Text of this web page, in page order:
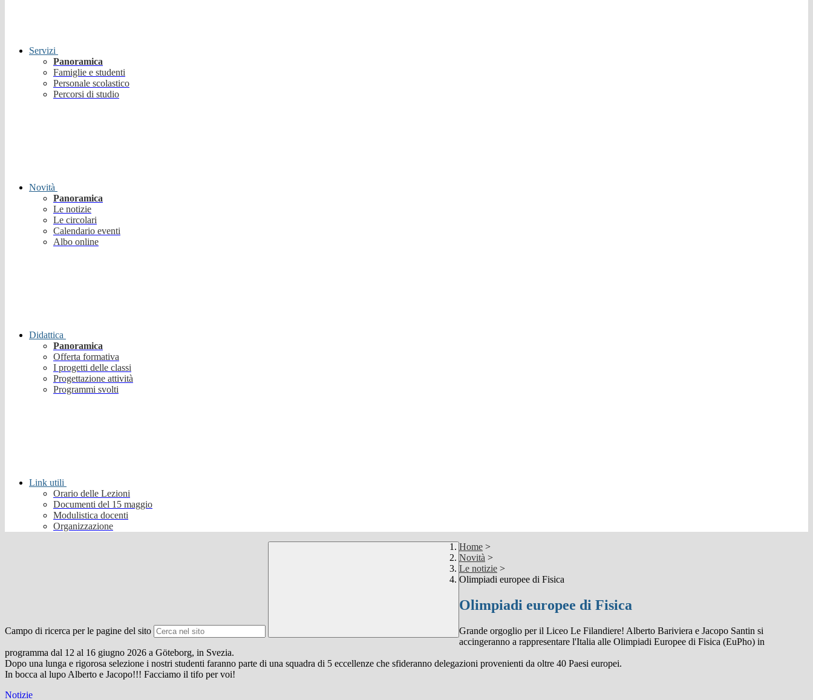
Servizi
Panoramica
Famiglie e studenti
Personale scolastico
Percorsi di studio
Novità
Panoramica
Le notizie
Le circolari
Calendario eventi
Albo online
Didattica
Panoramica
Offerta formativa
I progetti delle classi
Progettazione attività
Programmi svolti
Link utili
Orario delle Lezioni
Documenti del 15 maggio
Modulistica docenti
Organizzazione
Campo di ricerca per le pagine del sito
Home >
Novità >
Le notizie >
Olimpiadi europee di Fisica
Olimpiadi europee di Fisica
Grande orgoglio per il Liceo Le Filandiere! Alberto Bariviera e Jacopo Santin si
accingeranno a rappresentare l'Italia alle Olimpiadi Europee di Fisica (EuPho) in
programma dal 12 al 16 giugno 2026 a Göteborg, in Svezia.
Dopo una lunga e rigorosa selezione i nostri studenti faranno parte di una squadra di 5 eccellenze che sfideranno delegazioni provenienti da oltre 40 Paesi europei.
In bocca al lupo Alberto e Jacopo!!! Facciamo il tifo per voi!
Notizie